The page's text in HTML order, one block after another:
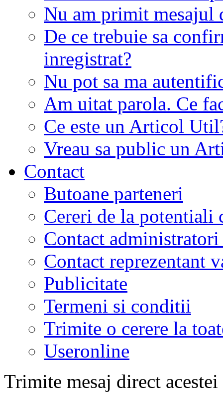
Nu am primit mesajul
De ce trebuie sa
inregistrat?
Nu pot sa ma
Am uitat parola. Ce
Ce este un Articol
Vreau sa public un
Contact
Butoane parteneri
Cereri de la potentiali
Contact
Contact reprezentant
Publicitate
Termeni si conditii
Trimite o cerere la
Useronline
Trimite mesaj direct